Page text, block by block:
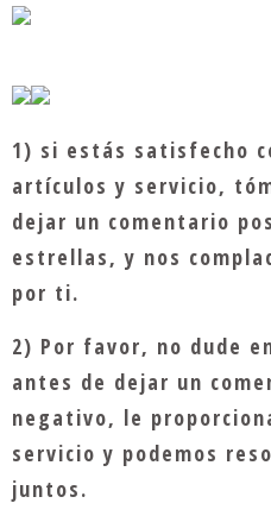
1) si estás satisfecho
artículos y servicio,
dejar un comentario
estrellas, y nos
por ti.
2) Por favor, no dude
antes de dejar un
negativo, le
servicio y podemos
juntos.